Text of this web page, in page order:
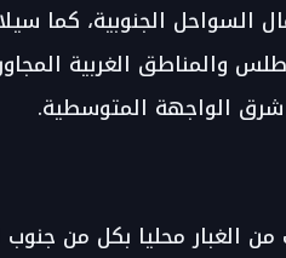
السواحل الجنوبية، كما
والمناطق الغربية
شرق الواجهة المتوسطية.
من الغبار محليا بكل من